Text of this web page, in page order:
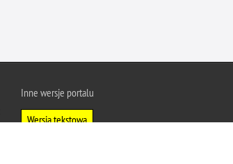
Inne wersje portalu
Wersja tekstowa